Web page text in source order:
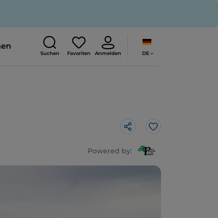
Suchen Favoriten Anmelden DE
Like
Powered by: